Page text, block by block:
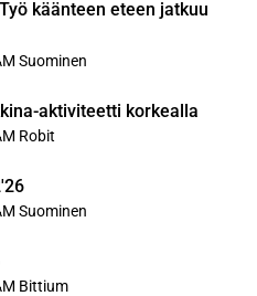
käänteen eteen jatkuu
Suominen
aktiviteetti korkealla
Robit
Suominen
Bittium